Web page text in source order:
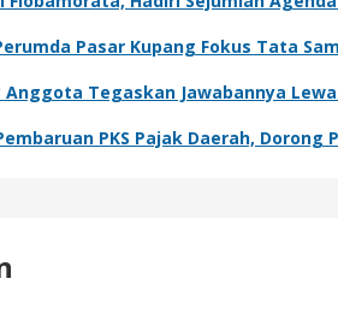
Pasar Kupang Fokus Tata
Anggota Tegaskan Jawabannya
PKS Pajak Daerah,